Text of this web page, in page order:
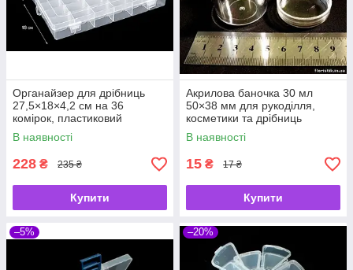
Органайзер для дрібниць
27,5×18×4,2 см на 36
комірок, пластиковий
контейнер зі знімними
перегородками
В наявності
228 ₴ 235 ₴
Купити
Акрилова баночка 30 мл
50×38 мм для рукоділля,
косметики та дрібниць
В наявності
15 ₴ 17 ₴
Купити
–5% –20%